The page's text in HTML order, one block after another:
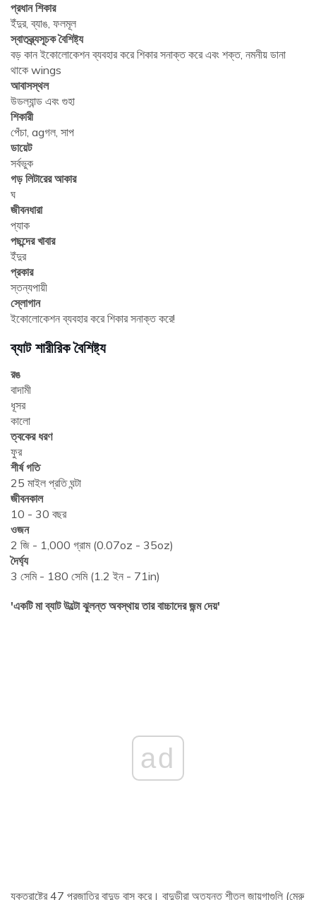
প্রধান শিকার
ইঁদুর, ব্যাঙ, ফলমূল
স্বাতন্ত্র্যসূচক বৈশিষ্ট্য
বড় কান ইকোলোকেশন ব্যবহার করে শিকার সনাক্ত করে এবং শক্ত, নমনীয় ডানা
থাকে wings
আবাসস্থল
উডল্যান্ড এবং গুহা
শিকারী
পেঁচা, agগল, সাপ
ডায়েট
সর্বভুক
গড় লিটারের আকার
ঘ
জীবনধারা
প্যাক
পছন্দের খাবার
ইঁদুর
প্রকার
স্তন্যপায়ী
স্লোগান
ইকোলোকেশন ব্যবহার করে শিকার সনাক্ত করে!
ব্যাট শারীরিক বৈশিষ্ট্য
রঙ
বাদামী
ধূসর
কালো
ত্বকের ধরণ
ফুর
শীর্ষ গতি
25 মাইল প্রতি ঘন্টা
জীবনকাল
10 - 30 বছর
ওজন
2 জি - 1,000 গ্রাম (0.07oz - 35oz)
দৈর্ঘ্য
3 সেমি - 180 সেমি (1.2 ইন - 71in)
'একটি মা ব্যাট উল্টো ঝুলন্ত অবস্থায় তার বাচ্চাদের জন্ম দেয়'
ad
যুক্তরাষ্ট্রে 47 প্রজাতির বাদুড় বাস করে। বাদুড়ীরা অত্যন্ত শীতল জায়গাগুলি (মেরু